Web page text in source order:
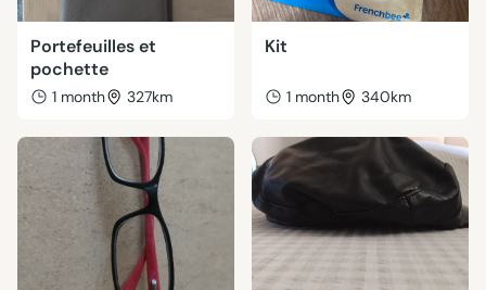
Portefeuilles et
pochette
1 month 327km
Kit
1 month 340km